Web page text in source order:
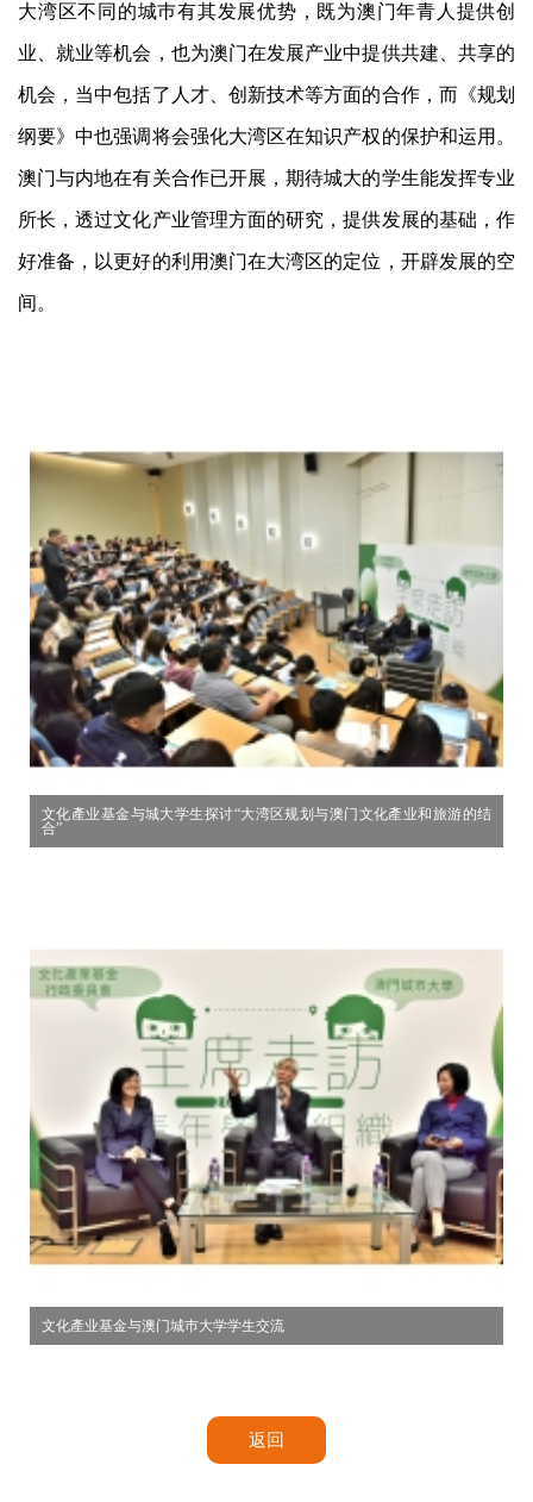
大湾区不同的城巿有其发展优势，既为澳门年青人提供创
业、就业等机会，也为澳门在发展产业中提供共建、共享的
机会，当中包括了人才、创新技术等方面的合作，而《规划
纲要》中也强调将会强化大湾区在知识产权的保护和运用。
澳门与内地在有关合作已开展，期待城大的学生能发挥专业
所长，透过文化产业管理方面的研究，提供发展的基础，作
好准备，以更好的利用澳门在大湾区的定位，开辟发展的空
间。
文化產业基金与城大学生探讨“大湾区规划与澳门文化產业和旅游的结
合”
文化產业基金与澳门城巿大学学生交流
返回